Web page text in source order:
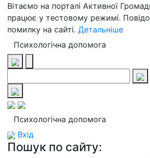
Вітаємо на порталі Активної
працює у тестовому режимі.
помилку на сайті. Детальніше
Психологічна допомога
Психологічна допомога
Вхід
Пошук по сайту: